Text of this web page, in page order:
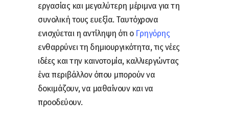
εργασίας και μεγαλύτερη μέριμνα για τη
συνολική τους ευεξία. Ταυτόχρονα
ενισχύεται η αντίληψη ότι ο Γρηγόρης
ενθαρρύνει τη δημιουργικότητα, τις νέες
ιδέες και την καινοτομία, καλλιεργώντας
ένα περιβάλλον όπου μπορούν να
δοκιμάζουν, να μαθαίνουν και να
προοδεύουν.